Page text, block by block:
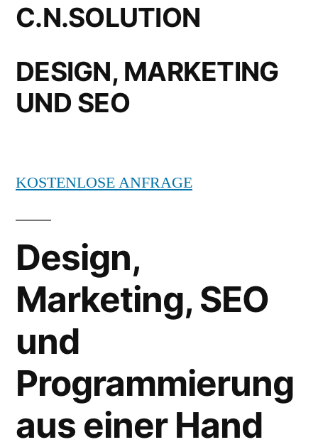
C.N.SOLUTION
DESIGN, MARKETING
UND SEO
KOSTENLOSE ANFRAGE
Design,
Marketing, SEO
und
Programmierung
aus einer Hand